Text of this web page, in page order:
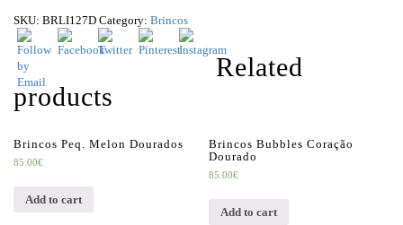
SKU: BRLI127D Category: Brincos
Related
products
Brincos Peq. Melon Dourados
85.00€
Add to cart
Brincos Bubbles Coração
Dourado
85.00€
Add to cart